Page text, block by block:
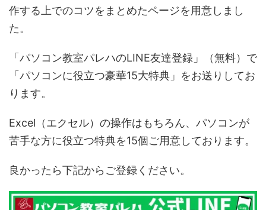
作する上でのコツをまとめたページを用意しまし
た。
「パソコン教室パレハのLINE友達登録」（無料）で
「パソコンに役立つ豪華15大特典」をお送りしてお
ります。
Excel（エクセル）の操作はもちろん、パソコンが
苦手な方に役立つ特典を15個ご用意しております。
良かったら下記からご登録ください。